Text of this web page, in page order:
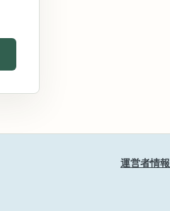
運営者情報